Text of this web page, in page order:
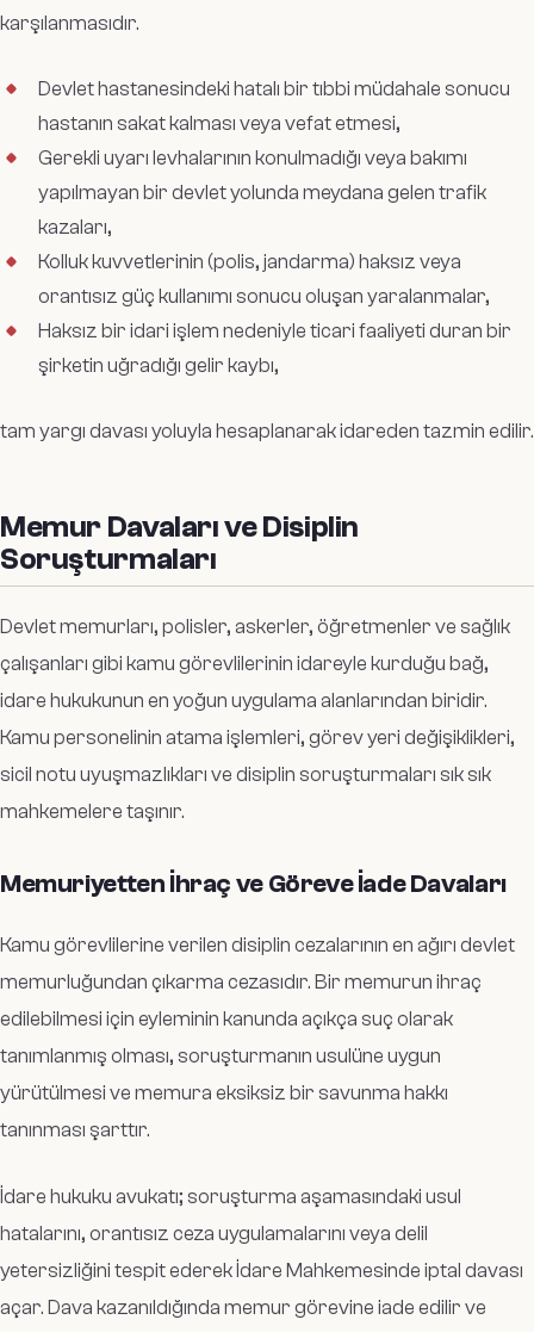
karşılanmasıdır.
Devlet hastanesindeki hatalı bir tıbbi müdahale sonucu
hastanın sakat kalması veya vefat etmesi,
Gerekli uyarı levhalarının konulmadığı veya bakımı
yapılmayan bir devlet yolunda meydana gelen trafik
kazaları,
Kolluk kuvvetlerinin (polis, jandarma) haksız veya
orantısız güç kullanımı sonucu oluşan yaralanmalar,
Haksız bir idari işlem nedeniyle ticari faaliyeti duran bir
şirketin uğradığı gelir kaybı,
tam yargı davası yoluyla hesaplanarak idareden tazmin edilir.
Memur Davaları ve Disiplin
Soruşturmaları
Devlet memurları, polisler, askerler, öğretmenler ve sağlık
çalışanları gibi kamu görevlilerinin idareyle kurduğu bağ,
idare hukukunun en yoğun uygulama alanlarından biridir.
Kamu personelinin atama işlemleri, görev yeri değişiklikleri,
sicil notu uyuşmazlıkları ve disiplin soruşturmaları sık sık
mahkemelere taşınır.
Memuriyetten İhraç ve Göreve İade Davaları
Kamu görevlilerine verilen disiplin cezalarının en ağırı devlet
memurluğundan çıkarma cezasıdır. Bir memurun ihraç
edilebilmesi için eyleminin kanunda açıkça suç olarak
tanımlanmış olması, soruşturmanın usulüne uygun
yürütülmesi ve memura eksiksiz bir savunma hakkı
tanınması şarttır.
İdare hukuku avukatı; soruşturma aşamasındaki usul
hatalarını, orantısız ceza uygulamalarını veya delil
yetersizliğini tespit ederek İdare Mahkemesinde iptal davası
açar. Dava kazanıldığında memur görevine iade edilir ve